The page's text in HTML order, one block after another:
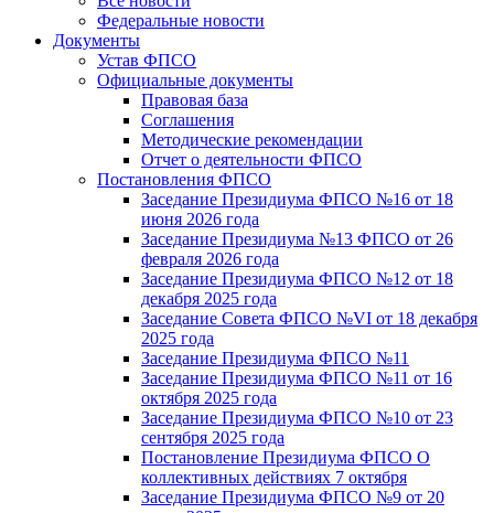
Федеральные новости
Документы
Устав ФПСО
Официальные документы
Правовая база
Соглашения
Методические рекомендации
Отчет о деятельности ФПСО
Постановления ФПСО
Заседание Президиума ФПСО №16 от 18
июня 2026 года
Заседание Президиума №13 ФПСО от 26
февраля 2026 года
Заседание Президиума ФПСО №12 от 18
декабря 2025 года
Заседание Совета ФПСО №VI от 18 декабря
2025 года
Заседание Президиума ФПСО №11
Заседание Президиума ФПСО №11 от 16
октября 2025 года
Заседание Президиума ФПСО №10 от 23
сентября 2025 года
Постановление Президиума ФПСО О
коллективных действиях 7 октября
Заседание Президиума ФПСО №9 от 20